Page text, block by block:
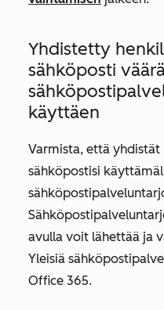
Yhdistetty
sähköposti
käyttäen
Varmista, että
sähköpostisi
avulla voit lähettää ja
Yleisiä
Office 365.